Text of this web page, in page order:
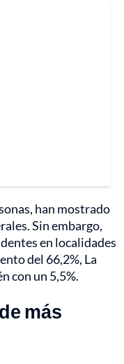
han mostrado
Sin embargo,
en localidades
del 66,2%, La
con un 5,5%.
más